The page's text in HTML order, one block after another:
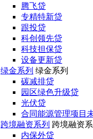
腾飞贷
专精特新贷
跟投贷
科创领先贷
科技担保贷
设备更新贷
绿金系列 绿金系列
碳减排贷
园区绿色升级贷
光伏贷
合同能源管理项目
跨境融资系列 跨境融资系
内保外贷